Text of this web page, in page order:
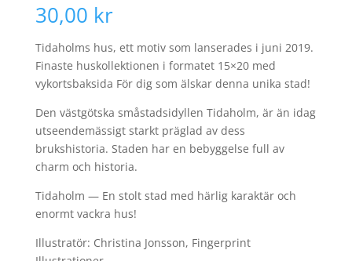
30,00 kr
Tidaholms hus, ett motiv som lanserades i juni 2019.
Finaste huskollektionen i formatet 15×20 med
vykortsbaksida För dig som älskar denna unika stad!
Den västgötska småstadsidyllen Tidaholm, är än idag
utseendemässigt starkt präglad av dess
brukshistoria. Staden har en bebyggelse full av
charm och historia.
Tidaholm — En stolt stad med härlig karaktär och
enormt vackra hus!
Illustratör: Christina Jonsson, Fingerprint